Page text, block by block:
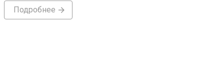
Подробнее